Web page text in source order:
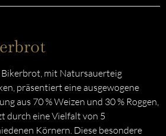
Bikerbrot, mit Natursauerteig
präsentiert eine ausgewogene
aus 70 % Weizen und 30 % Roggen,
durch eine Vielfalt von 5
Körnern. Diese besondere